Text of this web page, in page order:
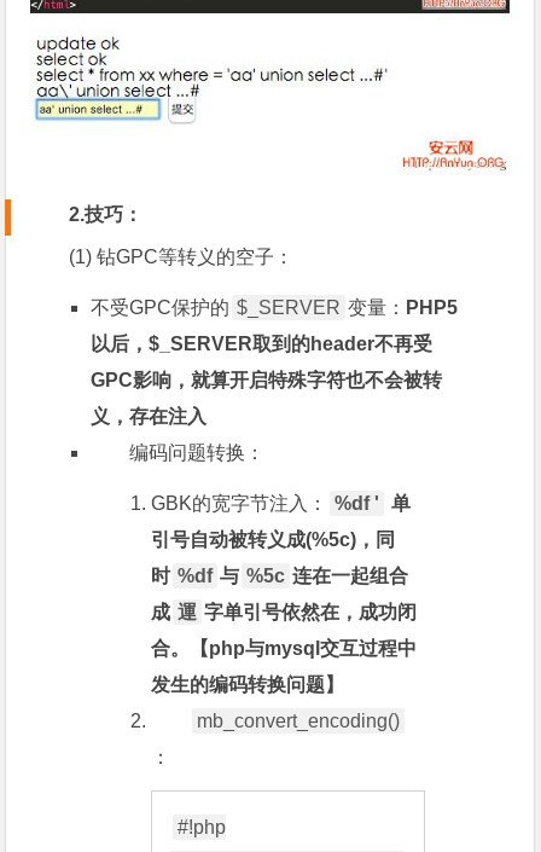
2.技巧：
(1) 钻GPC等转义的空子：
不受GPC保护的 $_SERVER 变量： PHP5
以后，$_SERVER取到的header不再受
GPC影响，就算开启特殊字符也不会被转
义，存在注入
编码问题转换：
GBK的宽字节注入： %df '
单
引号自动被转义成(%5c)，同
时 %df 与 %5c 连在一起组合
成 運 字单引号依然在，成功闭
合。【php与mysql交互过程中
发生的编码转换问题】
mb_convert_encoding()
：
#!php